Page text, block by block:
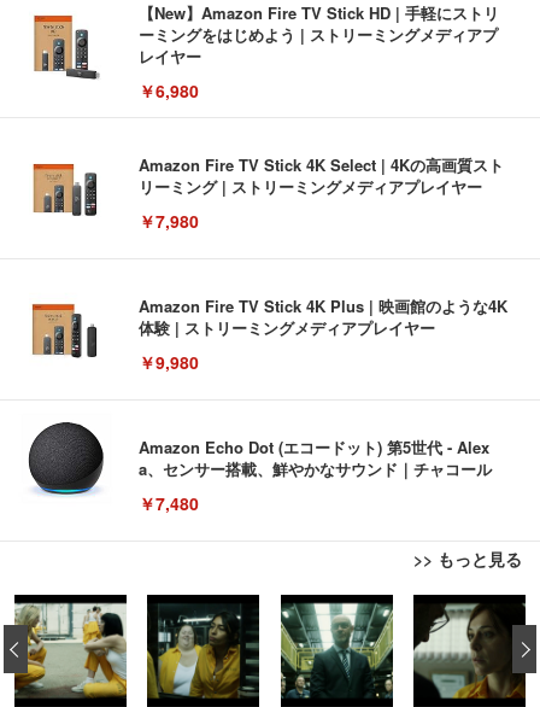
【New】Amazon Fire TV Stick HD | 手軽にストリ
ーミングをはじめよう | ストリーミングメディアプ
レイヤー
￥6,980
Amazon Fire TV Stick 4K Select | 4Kの高画質スト
リーミング | ストリーミングメディアプレイヤー
￥7,980
Amazon Fire TV Stick 4K Plus | 映画館のような4K
体験 | ストリーミングメディアプレイヤー
￥9,980
Amazon Echo Dot (エコードット) 第5世代 - Alex
a、センサー搭載、鮮やかなサウンド｜チャコール
￥7,480
>> もっと見る
[EdoErgo] オフィスチェア 椅子 テレワーク 疲れな
い 跳ね上げ式アームレスト コンパクト 約105度ロッ
キング pc 事務椅子 360度回転 座面昇降 強化ナイロ
ン樹脂ベース 通気性メッシュ 在宅ワーク H-WY01
(黒網+黒枠+黒足)
￥5,699
EIZO ビジネス向けプレミアムモニター | FlexScan
EV3240X-WT | 31.5型4K UHD・USB Type-C・ホワ
イト
￥105,595
Amazonベーシック ペットシーツ 薄型 レギュラー 1
回使い捨て 無香料 ホワイト 300枚
￥3,373
‹